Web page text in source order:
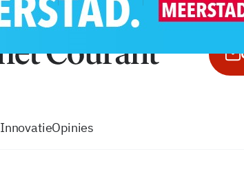
InnovatieOpinies